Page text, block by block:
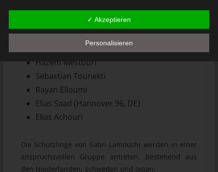
Stürmer
Khalil Ayari
Firas Chaouat
Hazem Mestouri
Sebastian Tounekti
Rayan Elloumi
Elias Saad (Hannover 96, DE)
Elias Achouri
Die Schützlinge von Sabri Lamouchi werden in einer
anspruchsvollen Gruppe antreten, bestehend aus
den Niederlanden, Schweden und Japan.
Verantwortlicher oder für die Verarbeitung Verantwortlicher ist
die natürliche oder juristische Person, Behörde, Einrichtung oder
andere Stelle, die allein oder gemeinsam mit anderen über die
Zwecke und Mittel der Verarbeitung von personenbezogenen
Daten entscheidet. Sind die Zwecke und Mittel dieser
Verarbeitung durch das Unionsrecht oder das Recht der
Mitgliedstaaten vorgegeben, so kann der Verantwortliche
beziehungsweise können die bestimmten Kriterien seiner
Benennung nach dem Unionsrecht oder dem Recht der
Mitgliedstaaten vorgesehen werden.
Auftragsverarbeiter ist eine natürliche oder juristische Person,
Behörde, Einrichtung oder andere Stelle, die personenbezogene
✓ Akzeptieren
Personalisieren